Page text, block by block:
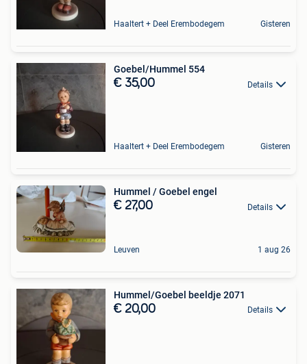
Haaltert + Deel Erembodegem Gisteren
Goebel/Hummel 554
€ 35,00 Details
Haaltert + Deel Erembodegem Gisteren
Hummel / Goebel engel
€ 27,00 Details
Leuven 1 aug 26
Hummel/Goebel beeldje 2071
€ 20,00 Details